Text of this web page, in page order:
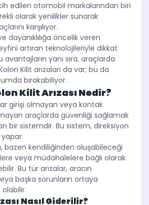
edilen otomobil markalarından biri
olarak yenilikler sunarak
karşılıyor.
dayanıklılığa öncelik veren
artıran teknolojileriyle dikkat
avantajların yanı sıra, araçlarda
Kilit arızaları da var; bu da
bırakabiliyor.
Kilit Arızası Nedir?
girişi olmayan veya kontak
araçlarda güvenliği sağlamak
bir sistemdir. Bu sistem, direksiyon
bazen kendiliğinden oluşabileceği
veya müdahalelere bağlı olarak
Bu tür arızalar, aracın
başka sorunların ortaya
olabilir.
Nasıl Giderilir?